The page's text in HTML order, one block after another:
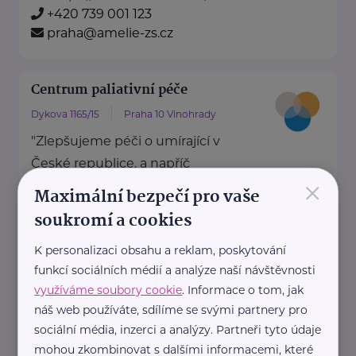
+420 739 001 123
praha@amelie-zs.cz
Centrum paliativní péče
Dykova 1165/15 Praha 10 Vinohrady
"Zlepšujeme péči o umírající v
České republice, a napříč
systémem zdravotní a sociální
Přinášíme data ...
https://paliativnicentrum.cz/
office@paliativnicentrum.cz
Nadace Dobrý anděl
×
Maximální bezpečí pro vaše
soukromí a cookies
K personalizaci obsahu a reklam, poskytování
funkcí sociálních médií a analýze naší návštěvnosti
využíváme soubory cookie. Informace o tom, jak
náš web používáte, sdílíme se svými partnery pro
sociální média, inzerci a analýzy. Partneři tyto údaje
mohou zkombinovat s dalšími informacemi, které